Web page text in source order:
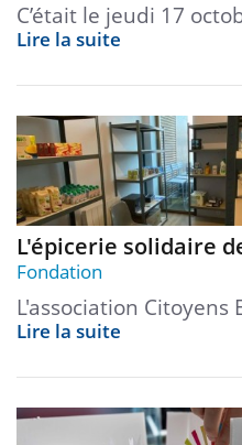
C’était le jeudi 17
Lire la suite
L'épicerie solidaire
Fondation
L'association
Lire la suite